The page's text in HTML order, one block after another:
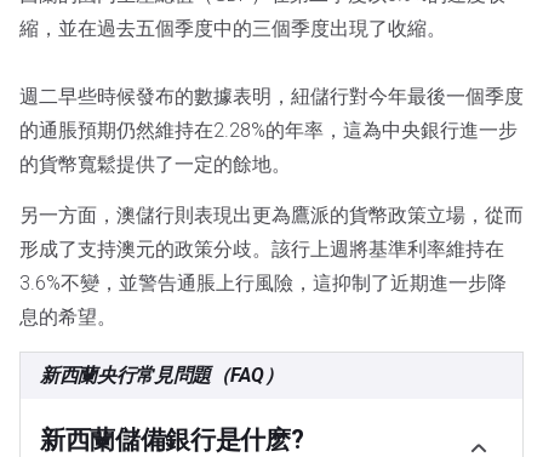
縮，並在過去五個季度中的三個季度出現了收縮。
週二早些時候發布的數據表明，紐儲行對今年最後一個季度
的通脹預期仍然維持在2.28%的年率，這為中央銀行進一步
的貨幣寬鬆提供了一定的餘地。
另一方面，澳儲行則表現出更為鷹派的貨幣政策立場，從而
形成了支持澳元的政策分歧。該行上週將基準利率維持在
3.6%不變，並警告通脹上行風險，這抑制了近期進一步降
息的希望。
新西蘭央行常見問題（FAQ）
新西蘭儲備銀行是什麽?